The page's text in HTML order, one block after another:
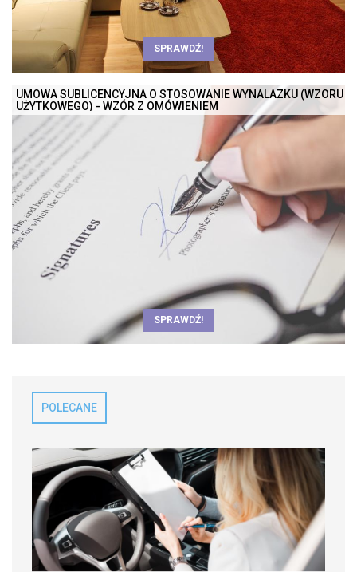
SPRAWDŹ!
UMOWA SUBLICENCYJNA O STOSOWANIE WYNALAZKU (WZORU
UŻYTKOWEGO) - WZÓR Z OMÓWIENIEM
SPRAWDŹ!
POLECANE